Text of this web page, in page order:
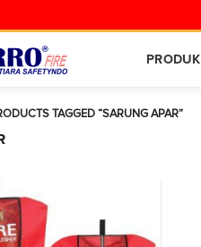
PRODUK
TAGGED “SARUNG APAR”